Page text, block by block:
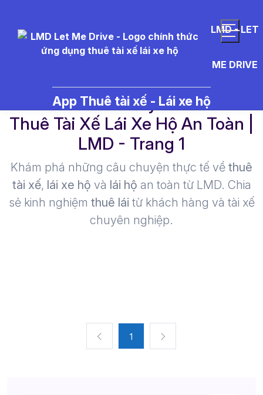
LMD - LET
ME DRIVE
App Thuê tài xế - Lái xe hộ
viec%20lam%20yen%20bai -
Thuê Tài Xế Lái Xe Hộ An Toàn |
LMD - Trang 1​
Khám phá những câu chuyện thực tế về thuê
tài xế, lái xe hộ và lái hộ an toàn từ LMD. Chia
sẻ kinh nghiệm thuê lái từ khách hàng và tài xế
chuyên nghiệp.
1